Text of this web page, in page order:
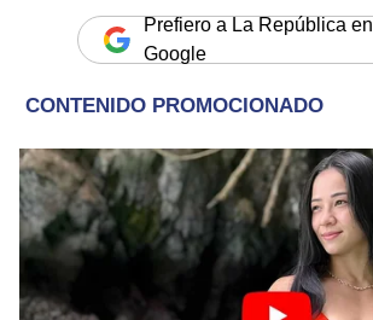
Prefiero a La República en
Google